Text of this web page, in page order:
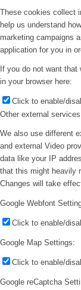
These cookies collect
help us understand
marketing campaigns
application for you in
If you do not want
in your browser here:
Click to enable/
Other external services
We also use different
and external Video
data like your IP
that this might heavily
Changes will take
Google Webfont
Click to enable/
Google Map Settings:
Click to enable/
Google reCaptcha